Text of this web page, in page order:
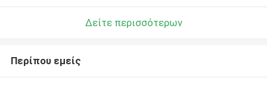
Δείτε περισσότερων
Περίπου εμείς